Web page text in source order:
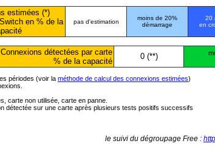
estimées (*)
en % de la
pas d'estimation
moins de 20%
démarrage
20
en
Connexions détectées par carte
% de la capacité
0 (**)
périodes (voir la méthode de calcul des connexions estimées)
carte non utilisée, carte en panne.
détectée sur une carte après plusieurs tests positifs successifs
le suivi du dégroupage Free :